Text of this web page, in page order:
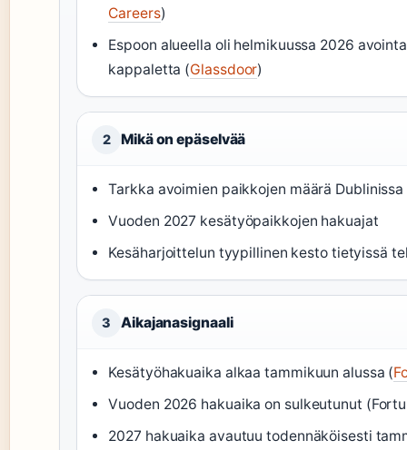
Careers)
Espoon alueella oli helmikuussa 2026
kappaletta (Glassdoor)
2 Mikä on epäselvää
Tarkka avoimien paikkojen määrä Dublinissa
Vuoden 2027 kesätyöpaikkojen hakuajat
Kesäharjoittelun tyypillinen kesto tietyissä
3 Aikajanasignaali
Kesätyöhakuaika alkaa tammikuun alussa (
Vuoden 2026 hakuaika on sulkeutunut
2027 hakuaika avautuu todennäköisesti